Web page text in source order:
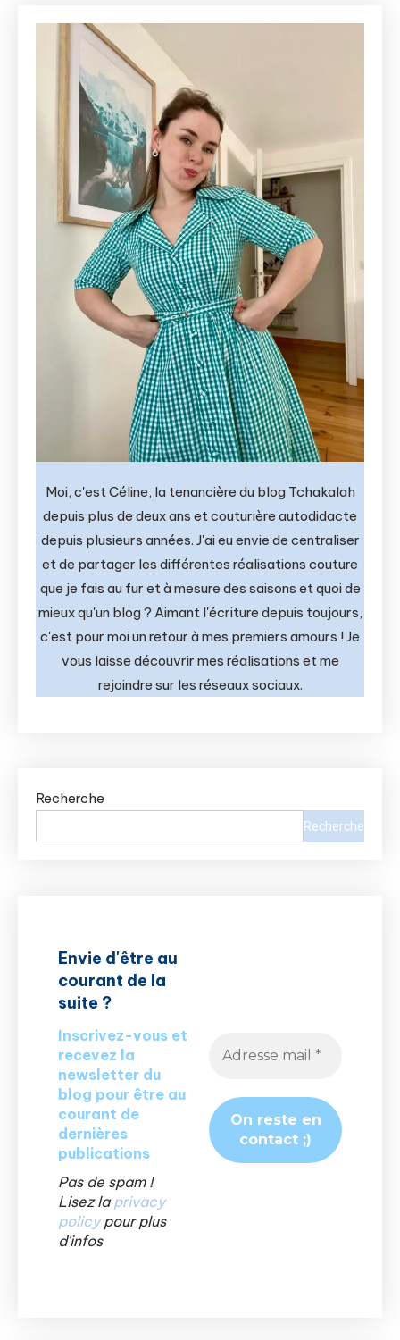
Moi, c'est Céline, la tenancière du blog Tchakalah
depuis plus de deux ans et couturière autodidacte
depuis plusieurs années. J'ai eu envie de centraliser
et de partager les différentes réalisations couture
que je fais au fur et à mesure des saisons et quoi de
mieux qu'un blog ? Aimant l'écriture depuis toujours,
c'est pour moi un retour à mes premiers amours ! Je
vous laisse découvrir mes réalisations et me
rejoindre sur les réseaux sociaux.
Recherche
Recherche
Envie d'être au
courant de la
suite ?
Inscrivez-vous et
recevez la
newsletter du
blog pour être au
courant de
dernières
publications
Pas de spam !
Lisez la privacy
policypour plus
d'infos